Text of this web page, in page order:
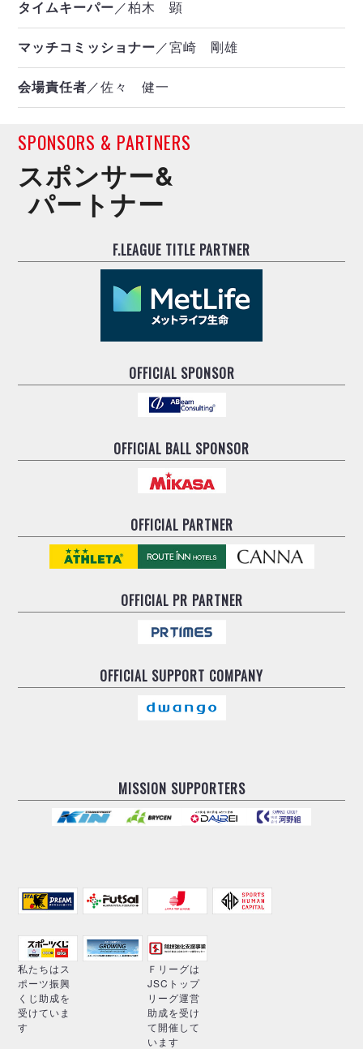
タイムキーパー ／柏木 顕
マッチコミッショナー ／宮崎 剛雄
会場責任者 ／佐々 健一
SPONSORS & PARTNERS
スポンサー&
パートナー
F.LEAGUE TITLE PARTNER
OFFICIAL SPONSOR
OFFICIAL BALL SPONSOR
OFFICIAL PARTNER
OFFICIALPR PARTNER
OFFICIAL SUPPORT COMPANY
MISSION SUPPORTERS
私たちはス
ポーツ振興
くじ助成を
受けていま
す
Ｆリーグは
JSCトップ
リーグ運営
助成を受け
て開催して
います